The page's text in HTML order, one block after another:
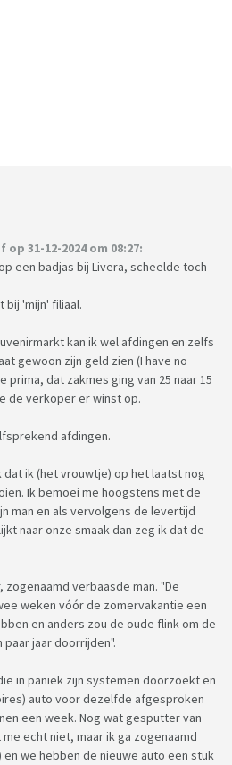
31-12-2024 om 08:27:
een badjas bij Livera, scheelde toch
bij 'mijn' filiaal.
kan ik wel afdingen en zelfs
gewoon zijn geld zien (I have no
prima, dat zakmes ging van 25 naar 15
de verkoper er winst op.
afdingen.
ik (het vrouwtje) op het laatst nog
Ik bemoei me hoogstens met de
man en als vervolgens de levertijd
naar onze smaak dan zeg ik dat de
verbaasde man. "De
weken vóór de zomervakantie een
en anders zou de oude flink om de
jaar doorrijden".
in paniek zijn systemen doorzoekt en
auto voor dezelfde afgesproken
een week. Nog wat gesputter van
echt niet, maar ik ga zogenaamd
we hebben de nieuwe auto een stuk